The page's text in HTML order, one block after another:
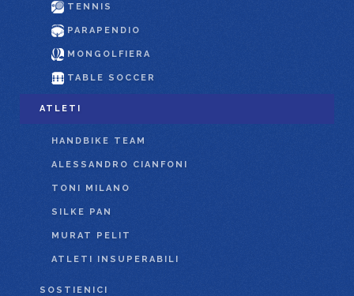
TENNIS
PARAPENDIO
MONGOLFIERA
TABLE SOCCER
ATLETI
HANDBIKE TEAM
ALESSANDRO CIANFONI
TONI MILANO
SILKE PAN
MURAT PELIT
ATLETI INSUPERABILI
SOSTIENICI